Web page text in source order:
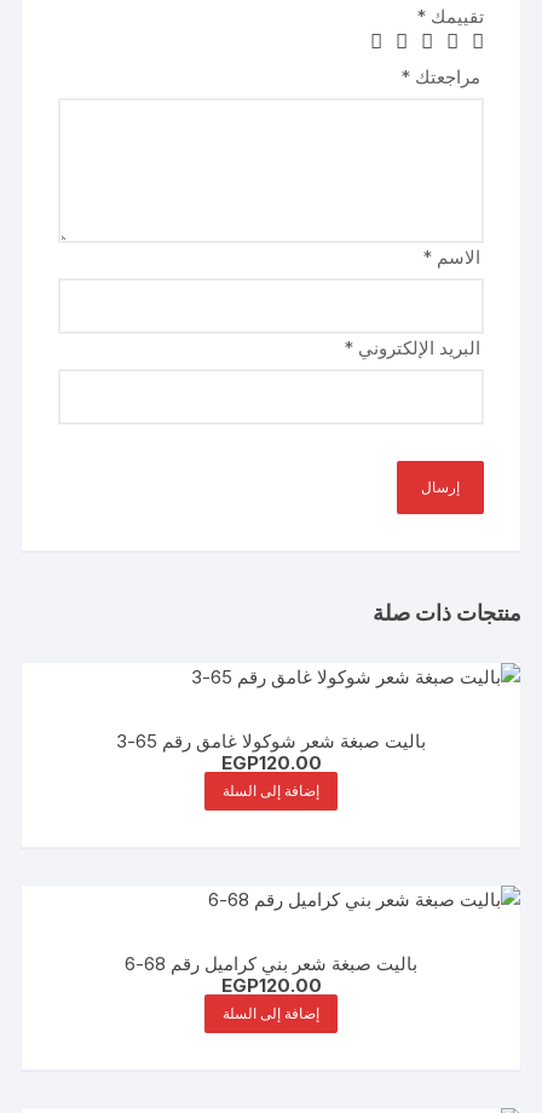
تقييمك*
مراجعتك*
الاسم*
البريد الإلكتروني*
منتجات ذات صلة
باليت صبغة شعر شوكولا غامق رقم 65-3
EGP120.00
إضافة إلى السلة
باليت صبغة شعر بني كراميل رقم 68-6
EGP120.00
إضافة إلى السلة